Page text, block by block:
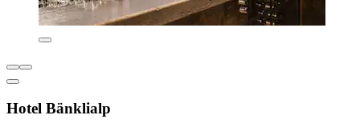
Hotel Bänklialp